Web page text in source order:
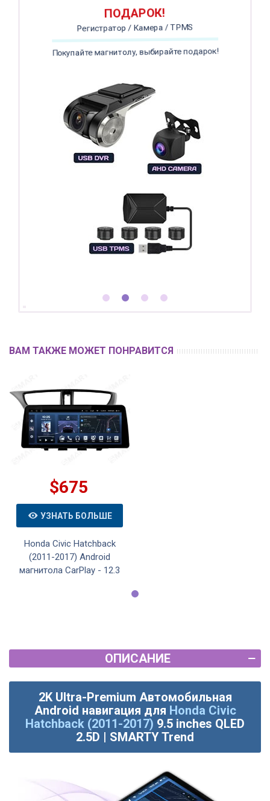
ПОДАРОК!
Регистратор / Камера / TPMS
Покупайте магнитолу, выбирайте подарок!
ВАМ ТАКЖЕ МОЖЕТ ПОНРАВИТСЯ
$675
УЗНАТЬ БОЛЬШЕ
Honda Civic Hatchback
(2011-2017) Android
магнитола CarPlay - 12.3
ОПИСАНИЕ
2K Ultra-Premium Автомобильная
Android навигация для Honda Civic
Hatchback (2011-2017) 9.5 inches QLED
2.5D | SMARTY Trend